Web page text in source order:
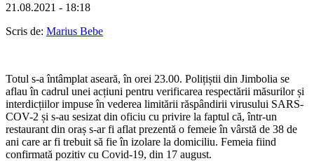
21.08.2021 - 18:18
Scris de: Marius Bebe
Totul s-a întâmplat aseară, în orei 23.00. Polițiștii din Jimbolia se
aflau în cadrul unei acțiuni pentru verificarea respectării măsurilor și
interdicțiilor impuse în vederea limitării răspândirii virusului SARS-
COV-2 și s-au sesizat din oficiu cu privire la faptul că, într-un
restaurant din oraș s-ar fi aflat prezentă o femeie în vârstă de 38 de
ani care ar fi trebuit să fie în izolare la domiciliu. Femeia fiind
confirmată pozitiv cu Covid-19, din 17 august.